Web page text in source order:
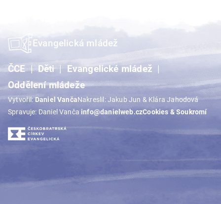
Evangelická mládež
ČCE Děti
Evangelické mládež
Oddělení mládeže
Vytvořil:Daniel VančaNakreslil: Jakub Jun & Klára Jahodová
Spravuje: Daniel Vanča info@danielweb.czCookies & Soukromí